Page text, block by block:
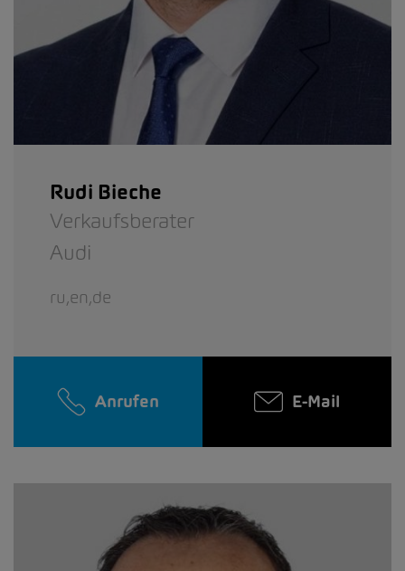
Rudi Bieche
Verkaufsberater
Audi
ru,en,de
Anrufen E-Mail